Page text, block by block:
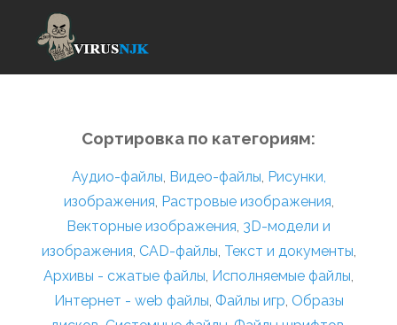
Сортировка по категориям:
Аудио-файлы, Видео-файлы, Рисунки,
изображения, Растровые изображения,
Векторные изображения, 3D-модели и
изображения, CAD-файлы, Текст и документы,
Архивы - сжатые файлы, Исполняемые файлы,
Интернет - web файлы, Файлы игр, Образы